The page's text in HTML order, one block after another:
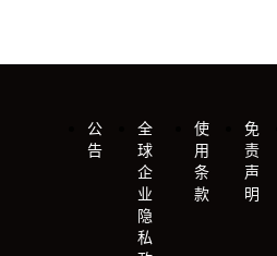
公
告
全
球
企
业
隐
私
使
用
条
款
免
责
声
明